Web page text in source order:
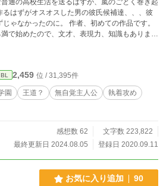
通の高校生活を送るはずが、嵐のごとく巻き起
はずがオスオスした男の彼氏候補達、、、彼
。 作者、初めての作品です。
で始めたので、文才、表現力、知識もありませ
。企業とか、色々あやふやな感じで出てますが
まだ®︎15くらい ＊企業をよくわかってないの
れませんごめんなさい！！
BL 2,459 位 / 31,395件
園 王道？ 無自覚主人公
執着攻め
感想数 62
文字数 223,822
最終更新日 2024.08.05
登録日 2020.09.11
お気に入り追加 90